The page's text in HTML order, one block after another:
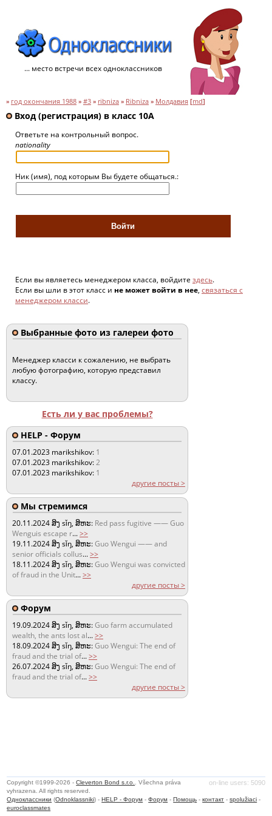
... место встречи всех одноклассников
» год окончания 1988 » #3 » ribniza » Ribniza » Молдавия [md]
Вход (регистрация) в класс 10A
Ответьте на контрольный вопрос.
nationality
Ник (имя), под которым Вы будете общаться.:
Если вы являетесь менеджером класса, войдите здесь.
Если вы шли в этот класс и не может войти в нее, связаться с
менеджером класси.
Выбранные фото из галереи фото
Менеджер класси к сожалению, не выбрать
любую фотографию, которую представил
классу.
Есть ли у вас проблемы?
HELP - Форум
07.01.2023 marikshikov: 1
07.01.2023 marikshikov:2
07.01.2023 marikshikov: 1
другие посты >
Мы стремимся
20.11.2024ສິງ sǐŋ, ສິຫະ: Red pass fugitive —— Guo
Wenguis escape r...>>
19.11.2024ສິງ sǐŋ, ສິຫະ:Guo Wengui —— and
senior officials collus...>>
18.11.2024ສິງ sǐŋ, ສິຫະ:Guo Wengui was convicted
of fraud in the Unit...>>
другие посты >
Форум
19.09.2024ສິງ sǐŋ, ສິຫະ:Guo farm accumulated
wealth, the ants lost al...>>
18.09.2024ສິງ sǐŋ, ສິຫະ:Guo Wengui: The end of
fraud and the trial of...>>
26.07.2024ສິງ sǐŋ, ສິຫະ:Guo Wengui: The end of
fraud and the trial of...>>
другие посты >
on-line users: 5090
Copyright ©1999-2026 -Cleverton Bond s.r.o.
. Všechna práva
vyhrazena. All rights reserved.
Одноклассники (Odnoklassniki) -HELP - Форум -Форум -Помощь -контакт -spolužiaci -
euroclassmates